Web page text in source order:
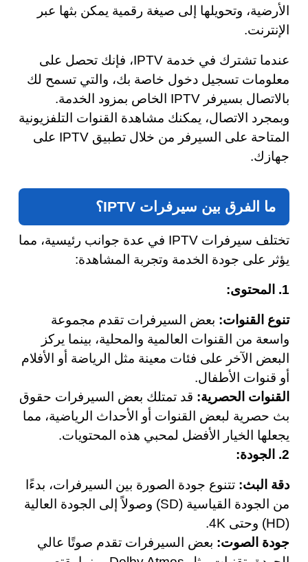
الأرضية، وتحويلها إلى صيغة رقمية يمكن بثها عبر
الإنترنت.
عندما تشترك في خدمة IPTV، فإنك تحصل على
معلومات تسجيل دخول خاصة بك، والتي تسمح لك
بالاتصال بسيرفر IPTV الخاص بمزود الخدمة.
وبمجرد الاتصال، يمكنك مشاهدة القنوات التلفزيونية
المتاحة على السيرفر من خلال تطبيق IPTV على
جهازك.
ما الفرق بين سيرفرات IPTV؟
تختلف سيرفرات IPTV في عدة جوانب رئيسية، مما
يؤثر على جودة الخدمة وتجربة المشاهدة:
1. المحتوى:
تنوع القنوات: بعض السيرفرات تقدم مجموعة
واسعة من القنوات العالمية والمحلية، بينما يركز
البعض الآخر على فئات معينة مثل الرياضة أو الأفلام
أو قنوات الأطفال.
القنوات الحصرية: قد تمتلك بعض السيرفرات حقوق
بث حصرية لبعض القنوات أو الأحداث الرياضية، مما
يجعلها الخيار الأفضل لمحبي هذه المحتويات.
2. الجودة:
دقة البث: تتنوع جودة الصورة بين السيرفرات، بدءًا
من الجودة القياسية (SD) وصولاً إلى الجودة العالية
(HD) وحتى 4K.
جودة الصوت: بعض السيرفرات تقدم صوتًا عالي